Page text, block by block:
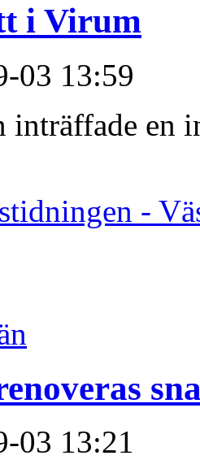
i Virum
03 13:59
inträffade
-
03 13:21